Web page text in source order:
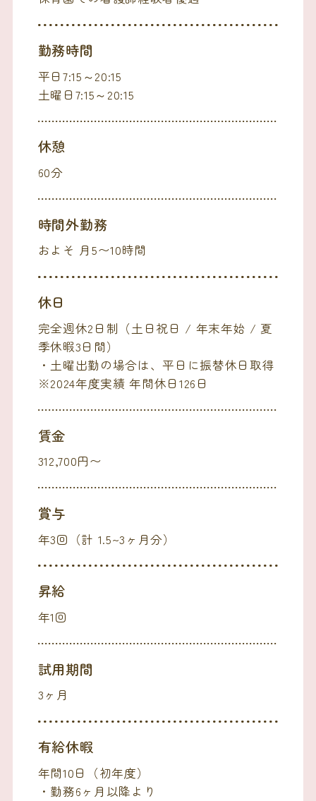
勤務時間
平日7:15～20:15
土曜日7:15～20:15
休憩
60分
時間外勤務
およそ 月5〜10時間
休日
完全週休2日制（土日祝日 / 年末年始 / 夏
季休暇3日間）
・土曜出勤の場合は、平日に振替休日取得
※2024年度実績 年間休日126日
賃金
312,700円〜
賞与
年3回（計 1.5~3ヶ月分）
昇給
年1回
試用期間
3ヶ月
有給休暇
年間10日（初年度）
・勤務6ヶ月以降より